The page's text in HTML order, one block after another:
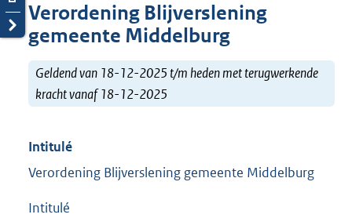
Verordening Blijverslening
gemeente Middelburg
Geldend van 18-12-2025 t/m heden met terugwerkende
kracht vanaf 18-12-2025
Intitulé
Verordening Blijverslening gemeente Middelburg
Intitulé